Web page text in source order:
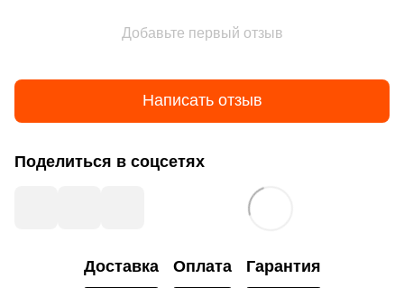
Добавьте первый отзыв
Написать отзыв
Поделиться в соцсетях
Доставка Оплата Гарантия